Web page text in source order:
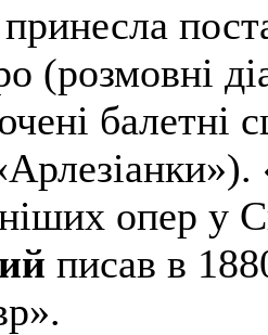
принесла
(розмовні
балетні
опер у
писав в